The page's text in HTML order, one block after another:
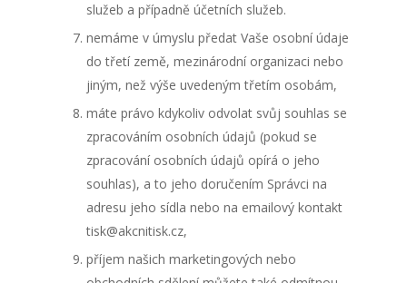
služeb a případně účetních služeb.
nemáme v úmyslu předat Vaše osobní údaje
do třetí země, mezinárodní organizaci nebo
jiným, než výše uvedeným třetím osobám,
máte právo kdykoliv odvolat svůj souhlas se
zpracováním osobních údajů (pokud se
zpracování osobních údajů opírá o jeho
souhlas), a to jeho doručením Správci na
adresu jeho sídla nebo na emailový kontakt
tisk@akcnitisk.cz,
příjem našich marketingových nebo